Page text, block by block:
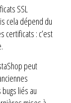
SSL
cela dépend du
certificats : c’est
peut
liés au